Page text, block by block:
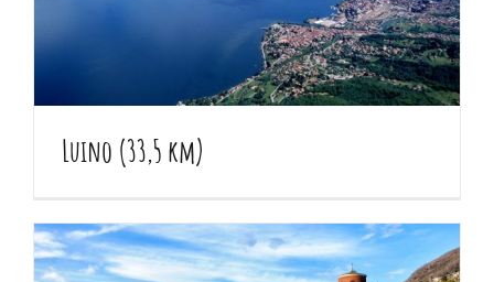
Luino (33,5 km)